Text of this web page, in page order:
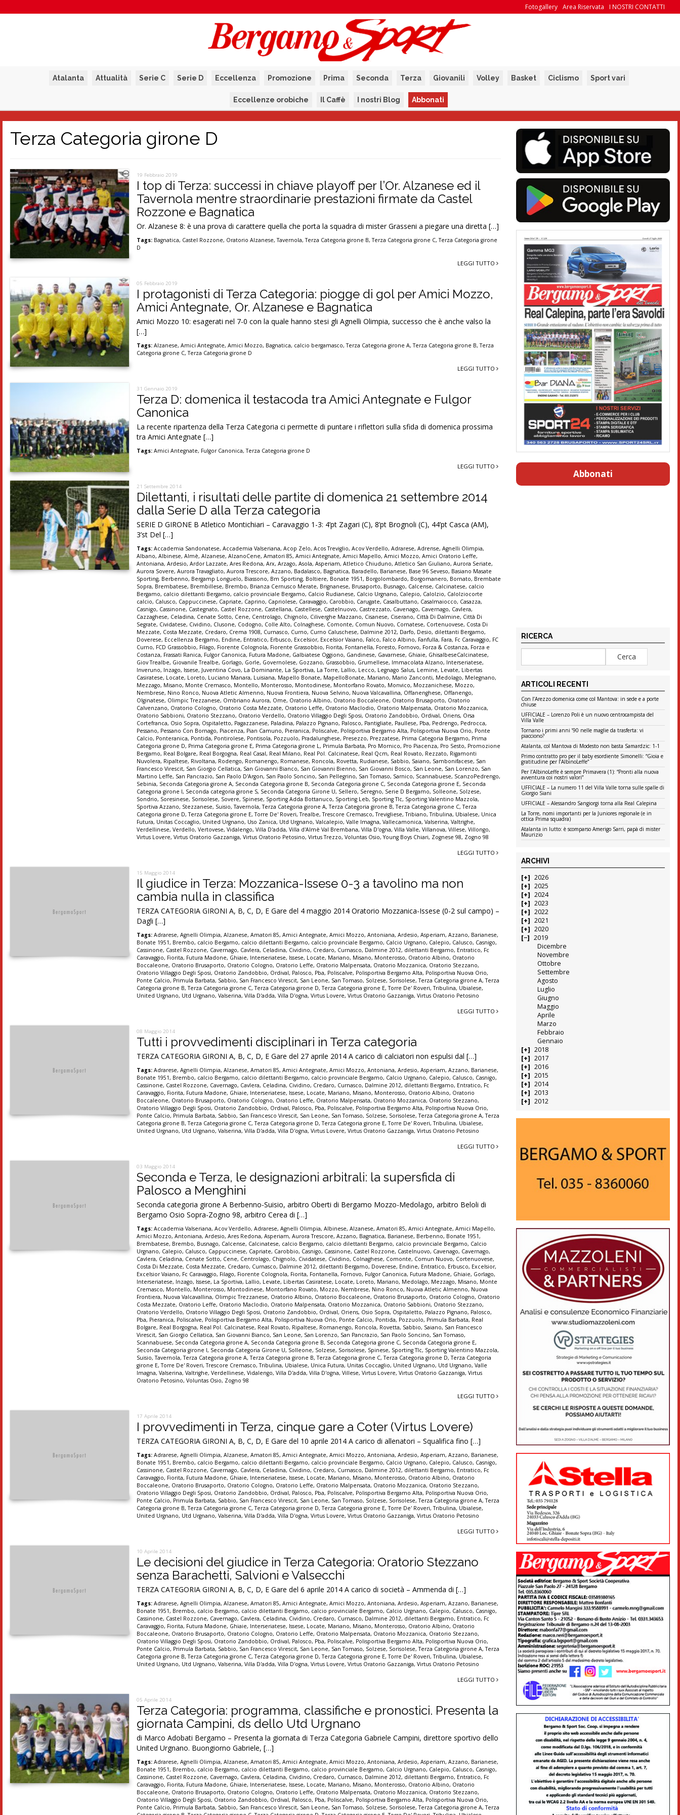
I NOSTRI CONTATTI
Area Riservata
Fotogallery
Atalanta Attualità Serie C Serie D Eccellenza Promozione Prima Seconda Terza Giovanili Volley Basket Ciclismo Sport vari
Eccellenze orobiche Il Caffè I nostri Blog Abbonati
Terza Categoria girone D
19 Febbraio 2019
I top di Terza: successi in chiave playoff per l’Or. Alzanese ed il
Tavernola mentre straordinarie prestazioni firmate da Castel
Rozzone e Bagnatica
Or. Alzanese 8: è una prova di carattere quella che porta la squadra di mister Grasseni a piegare una diretta […]
Tags: Bagnatica, Castel Rozzone, Oratorio Alzanese,Tavernola,Terza Categoria girone B,Terza Categoria girone C,Terza Categoria girone
D
LEGGI TUTTO
05 Febbraio 2019
I protagonisti di Terza Categoria: piogge di gol per Amici Mozzo,
Amici Antegnate, Or. Alzanese e Bagnatica
Amici Mozzo 10: esagerati nel 7-0 con la quale hanno stesi gli Agnelli Olimpia, successo che è anche valso la
[…]
Tags: Alzanese,Amici Antegnate,Amici Mozzo, Bagnatica, calcio bergamasco,Terza Categoria girone A,Terza Categoria girone B,Terza
Categoria girone C,Terza Categoria girone D
LEGGI TUTTO
31 Gennaio 2019
Terza D: domenica il testacoda tra Amici Antegnate e Fulgor
Canonica
La recente ripartenza della Terza Categoria ci permette di puntare i riflettori sulla sfida di domenica prossima
tra Amici Antegnate […]
Tags: Amici Antegnate, Fulgor Canonica,Terza Categoria girone D
LEGGI TUTTO
21 Settembre 2014
Dilettanti, i risultati delle partite di domenica 21 settembre 2014
dalla Serie D alla Terza categoria
SERIE D GIRONE B Atletico Montichiari – Caravaggio 1-3: 4’pt Zagari (C), 8’pt Brognoli (C), 44’pt Casca (AM),
3’st Del […]
Tags: Accademia Sandonatese,Accademia Valseriana,Acop Zelo,Acos Treviglio,Acov Verdello,Adrarese,Adrense,Agnelli Olimpia,
Albano,Albinese,Almè,Alzanese,AlzanoCene,Amatori 85,Amici Antegnate,Amici Mapello,Amici Mozzo,Amici Oratorio Leffe,
Antoniana,Ardesio,Ardor Lazzate,Ares Redona,Arx,Arzago,Asola,Asperiam,Atletico Chiuduno,Atletico San Giuliano,Aurora Seriate,
Aurora Sovere,Aurora Travagliato,Aurora Trescore,Azzano, Badalasco, Bagnatica, Baradello, Barianese, Base 96 Seveso, Basiano Masate
Sporting, Berbenno, Bergamp Longuelo, Biassono, Bm Sporting, Boltiere, Bonate 1951, Borgolombardo, Borgomanero, Bornato, Brembate
Sopra, Brembatese, Brembillese, Brembo, Brianza Cernusco Merate, Brignanese, Brusaporto, Busnago, Calcense, Calcinatese, calcio
Bergamo, calcio dilettanti Bergamo, calcio provinciale Bergamo, Calcio Rudianese, Calcio Urgnano, Calepio, Calolzio, Calolziocorte
calcio, Calusco, Cappuccinese, Capriate, Caprino, Capriolese, Caravaggio, Carobbio, Carugate, Casalbuttano, Casalmaiocco, Casazza,
Casnigo, Cassinone, Castegnato, Castel Rozzone, Castellana, Castellese, Castelnuovo, Castrezzato, Cavenago, Cavernago, Cavlera,
Cazzaghese, Celadina, Cenate Sotto, Cene, Centrolago, Chignolo, Ciliverghe Mazzano, Cisanese, Ciserano, Città Di Dalmine, Città Di
Segrate, Cividatese, Cividino, Clusone, Codogno, Colle Alto, Colnaghese, Comonte, Comun Nuovo, Cornatese, Cortenuovese, Costa Di
Mezzate, Costa Mezzate, Credaro, Crema 1908, Curnasco, Curno, Curno Caluschese, Dalmine 2012, Darfo, Desio, dilettanti Bergamo,
Doverese, Eccellenza Bergamo, Endine, Entratico, Erbusco, Excelsior, Excelsior Vaiano, Falco, Falco Albino, Fanfulla, Fara, Fc Caravaggio, FC
Curno, FCD Grassobbio, Filago, Fiorente Colognola, Fiorente Grassobbio, Fiorita, Fontanella, Foresto, Fornovo, Forza & Costanza, Forza e
Costanza, Frassati Ranica, Fulgor Canonica, Futura Madone, Galbiatese Oggiono, Gandinese, Gavarnese, Ghiaie, GhisalbeseCalcinatese,
Giov Trealbe, Giovanile Trealbe, Gorlago, Gorle, Governolese, Gozzano, Grassobbio, Grumellese, Immacolata Alzano, Interseriatese,
Inveruno, Inzago, Issese, Juventina Covo, La Dominante, La Sportiva, La Torre, Lallio, Lecco, Legnago Salus, Lemine, Levate, Libertas
Casiratese, Locate, Loreto, Luciano Manara, Luisiana, Mapello Bonate, MapelloBonate, Mariano, Mario Zanconti, Medolago, Melegnano,
Mezzago, Misano, Monte Cremasco, Montello, Monterosso, Montodinese, Montorfano Rovato, Monvico, Mozzanichese, Mozzo,
Nembrese, Nino Ronco, Nuova Atletic Almenno, Nuova Frontiera, Nuova Selvino, Nuova Valcavallina, Offanenghese, Offanengo,
Olginatese, Olimpic Trezzanese, Ombriano Aurora, Ome, Oratorio Albino, Oratorio Boccaleone, Oratorio Brusaporto, Oratorio
Calvenzano, Oratorio Cologno, Oratorio Costa Mezzate, Oratorio Leffe, Oratorio Maclodio, Oratorio Malpensata, Oratorio Mozzanica,
Oratorio Sabbioni, Oratorio Stezzano, Oratorio Verdello, Oratorio Villaggio Degli Sposi, Oratorio Zandobbio, Ordival, Oriens, Orsa
Cortefranca, Osio Sopra, Ospitaletto, Pagazzanese, Paladina, Palazzo Pignano, Palosco, Pantigliate, Paullese, Pba, Pedrengo, Pedrocca,
Pessano, Pessano Con Bornago, Piacenza, Pian Camuno, Pieranica, Poliscalve, Polisportiva Bergamo Alta, Polisportiva Nuova Orio, Ponte
Calcio, Ponteranica, Pontida, Pontirolese, Pontisola, Pozzuolo, Pradalunghese, Presezzo, Prezzatese, Prima Categoria Bergamo, Prima
Categoria girone D, Prima Categoria girone E, Prima Categoria girone L, Primula Barbata, Pro Mornico, Pro Piacenza, Pro Sesto, Promozione
Bergamo, Real Bolgare, Real Borgogna, Real Casal, Real Milano, Real Pol. Calcinatese, Real Qcm, Real Rovato, Rezzato, Rigamonti
Nuvolera, Ripaltese, Rivoltana, Rodengo, Romanengo, Romanese, Roncola, Rovetta, Rudianese, Sabbio, Saiano, Sambonifacese, San
Francesco Virescit, San Giorgio Cellatica, San Giovanni Bianco, San Giovanni Bienno, San Giovanni Bosco, San Leone, San Lorenzo, San
Martino Leffe, San Pancrazio, San Paolo D'Argon, San Paolo Soncino, San Pellegrino, San Tomaso, Sarnico, Scannabuese, ScanzoPedrengo,
Sebinia, Seconda Categoria girone A, Seconda Categoria girone B, Seconda Categoria girone C, Seconda Categoria girone E, Seconda
Categoria girone I, Seconda categoria girone S, Seconda Categoria Girone U, Sellero, Seregno, Serie D Bergamo, Solleone, Solzese,
Sondrio, Soresinese, Sorisolese, Sovere, Spinese, Sporting Adda Bottanuco, Sporting Leb, Sporting Tlc, Sporting Valentino Mazzola,
Sportiva Azzano, Stezzanese, Suisio,Tavernola,Terza Categoria girone A,Terza Categoria girone B,Terza Categoria girone C,Terza
Categoria girone D,Terza Categoria girone E,Torre De' Roveri,Trealbe,Trescore Cremasco,Trevigliese,Tribiano,Tribulina, Ubialese, Unica
Futura, Unitas Coccaglio, United Urgnano, Uso Zanica, Utd Urgnano,Valcalepio,Valle Imagna,Vallecamonica,Valserina,Valtrighe,
Verdellinese,Verdello,Vertovese,Vidalengo,Villa D'adda,Villa d'Almè Val Brembana,Villa D'ogna,Villa Valle,Villanova,Villese,Villongo,
Virtus Lovere,Virtus Oratorio Gazzaniga,Virtus Oratorio Petosino,Virtus Trezzo,Voluntas Osio,Young Boys Chiari, Zognese 98, Zogno 98
LEGGI TUTTO
15 Maggio 2014
Il giudice in Terza: Mozzanica-Issese 0-3 a tavolino ma non
cambia nulla in classifica
TERZA CATEGORIA GIRONI A, B, C, D, E Gare del 4 maggio 2014 Oratorio Mozzanica-Issese (0-2 sul campo) –
Dagli […]
Tags: Adrarese,Agnelli Olimpia,Alzanese,Amatori 85,Amici Antegnate,Amici Mozzo,Antoniana,Ardesio,Asperiam,Azzano, Barianese,
Bonate 1951, Brembo, calcio Bergamo, calcio dilettanti Bergamo, calcio provinciale Bergamo, Calcio Urgnano, Calepio, Calusco, Casnigo,
Cassinone, Castel Rozzone, Cavernago, Cavlera, Celadina, Cividino, Credaro, Curnasco, Dalmine 2012, dilettanti Bergamo, Entratico, Fc
Caravaggio, Fiorita, Futura Madone, Ghiaie, Interseriatese, Issese, Locate, Mariano, Misano, Monterosso, Oratorio Albino, Oratorio
Boccaleone, Oratorio Brusaporto, Oratorio Cologno, Oratorio Leffe, Oratorio Malpensata, Oratorio Mozzanica, Oratorio Stezzano,
Oratorio Villaggio Degli Sposi, Oratorio Zandobbio, Ordival, Palosco, Pba, Poliscalve, Polisportiva Bergamo Alta, Polisportiva Nuova Orio,
Ponte Calcio, Primula Barbata, Sabbio, San Francesco Virescit, San Leone, San Tomaso, Solzese, Sorisolese,Terza Categoria girone A,Terza
Categoria girone B,Terza Categoria girone C,Terza Categoria girone D,Terza Categoria girone E,Torre De' Roveri,Tribulina, Ubialese,
United Urgnano, Utd Urgnano,Valserina,Villa D'adda,Villa D'ogna,Virtus Lovere,Virtus Oratorio Gazzaniga,Virtus Oratorio Petosino
LEGGI TUTTO
08 Maggio 2014
Tutti i provvedimenti disciplinari in Terza categoria
TERZA CATEGORIA GIRONI A, B, C, D, E Gare del 27 aprile 2014 A carico di calciatori non espulsi dal […]
Tags: Adrarese,Agnelli Olimpia,Alzanese,Amatori 85,Amici Antegnate,Amici Mozzo,Antoniana,Ardesio,Asperiam,Azzano, Barianese,
Bonate 1951, Brembo, calcio Bergamo, calcio dilettanti Bergamo, calcio provinciale Bergamo, Calcio Urgnano, Calepio, Calusco, Casnigo,
Cassinone, Castel Rozzone, Cavernago, Cavlera, Celadina, Cividino, Credaro, Curnasco, Dalmine 2012, dilettanti Bergamo, Entratico, Fc
Caravaggio, Fiorita, Futura Madone, Ghiaie, Interseriatese, Issese, Locate, Mariano, Misano, Monterosso, Oratorio Albino, Oratorio
Boccaleone, Oratorio Brusaporto, Oratorio Cologno, Oratorio Leffe, Oratorio Malpensata, Oratorio Mozzanica, Oratorio Stezzano,
Oratorio Villaggio Degli Sposi, Oratorio Zandobbio, Ordival, Palosco, Pba, Poliscalve, Polisportiva Bergamo Alta, Polisportiva Nuova Orio,
Ponte Calcio, Primula Barbata, Sabbio, San Francesco Virescit, San Leone, San Tomaso, Solzese, Sorisolese,Terza Categoria girone A,Terza
Categoria girone B,Terza Categoria girone C,Terza Categoria girone D,Terza Categoria girone E,Torre De' Roveri,Tribulina, Ubialese,
United Urgnano, Utd Urgnano,Valserina,Villa D'adda,Villa D'ogna,Virtus Lovere,Virtus Oratorio Gazzaniga,Virtus Oratorio Petosino
LEGGI TUTTO
03 Maggio 2014
Seconda e Terza, le designazioni arbitrali: la supersfida di
Palosco a Menghini
Seconda categoria girone A Berbenno-Suisio, arbitro Oberti di Bergamo Mozzo-Medolago, arbitro Beloli di
Bergamo Osio Sopra-Zogno 98, arbitro Cerea di […]
Tags: Accademia Valseriana,Acov Verdello,Adrarese,Agnelli Olimpia,Albinese,Alzanese,Amatori 85,Amici Antegnate,Amici Mapello,
Amici Mozzo,Antoniana,Ardesio,Ares Redona,Asperiam,Aurora Trescore,Azzano, Bagnatica, Barianese, Berbenno, Bonate 1951,
Brembatese, Brembo, Busnago, Calcense, Calcinatese, calcio Bergamo, calcio dilettanti Bergamo, calcio provinciale Bergamo, Calcio
Urgnano, Calepio, Calusco, Cappuccinese, Capriate, Carobbio, Casnigo, Cassinone, Castel Rozzone, Castelnuovo, Cavenago, Cavernago,
Cavlera, Celadina, Cenate Sotto, Cene, Centrolago, Chignolo, Cividatese, Cividino, Colnaghese, Comonte, Comun Nuovo, Cortenuovese,
Costa Di Mezzate, Costa Mezzate, Credaro, Curnasco, Dalmine 2012, dilettanti Bergamo, Doverese, Endine, Entratico, Erbusco, Excelsior,
Excelsior Vaiano, Fc Caravaggio, Filago, Fiorente Colognola, Fiorita, Fontanella, Fornovo, Fulgor Canonica, Futura Madone, Ghiaie, Gorlago,
Interseriatese, Inzago, Issese, La Sportiva, Lallio, Levate, Libertas Casiratese, Locate, Loreto, Mariano, Medolago, Mezzago, Misano, Monte
Cremasco, Montello, Monterosso, Montodinese, Montorfano Rovato, Mozzo, Nembrese, Nino Ronco, Nuova Atletic Almenno, Nuova
Frontiera, Nuova Valcavallina, Olimpic Trezzanese, Oratorio Albino, Oratorio Boccaleone, Oratorio Brusaporto, Oratorio Cologno, Oratorio
Costa Mezzate, Oratorio Leffe, Oratorio Maclodio, Oratorio Malpensata, Oratorio Mozzanica, Oratorio Sabbioni, Oratorio Stezzano,
Oratorio Verdello, Oratorio Villaggio Degli Sposi, Oratorio Zandobbio, Ordival, Oriens, Osio Sopra, Ospitaletto, Palazzo Pignano, Palosco,
Pba, Pieranica, Poliscalve, Polisportiva Bergamo Alta, Polisportiva Nuova Orio, Ponte Calcio, Pontida, Pozzuolo, Primula Barbata, Real
Bolgare, Real Borgogna, Real Pol. Calcinatese, Real Rovato, Ripaltese, Romanengo, Roncola, Rovetta, Sabbio, Saiano, San Francesco
Virescit, San Giorgio Cellatica, San Giovanni Bianco, San Leone, San Lorenzo, San Pancrazio, San Paolo Soncino, San Tomaso,
Scannabuese, Seconda Categoria girone A, Seconda Categoria girone B, Seconda Categoria girone C, Seconda Categoria girone E,
Seconda Categoria girone I, Seconda Categoria Girone U, Solleone, Solzese, Sorisolese, Spinese, Sporting Tlc, Sporting Valentino Mazzola,
Suisio,Tavernola,Terza Categoria girone A,Terza Categoria girone B,Terza Categoria girone C,Terza Categoria girone D,Terza Categoria
girone E,Torre De' Roveri,Trescore Cremasco,Tribulina, Ubialese, Unica Futura, Unitas Coccaglio, United Urgnano, Utd Urgnano,Valle
Imagna,Valserina,Valtrighe,Verdellinese,Vidalengo,Villa D'adda,Villa D'ogna,Villese,Virtus Lovere,Virtus Oratorio Gazzaniga,Virtus
Oratorio Petosino,Voluntas Osio, Zogno 98
LEGGI TUTTO
17 Aprile 2014
I provvedimenti in Terza, cinque gare a Coter (Virtus Lovere)
TERZA CATEGORIA GIRONI A, B, C, D, E Gare del 10 aprile 2014 A carico di allenatori – Squalifica fino […]
Tags: Adrarese,Agnelli Olimpia,Alzanese,Amatori 85,Amici Antegnate,Amici Mozzo,Antoniana,Ardesio,Asperiam,Azzano, Barianese,
Bonate 1951, Brembo, calcio Bergamo, calcio dilettanti Bergamo, calcio provinciale Bergamo, Calcio Urgnano, Calepio, Calusco, Casnigo,
Cassinone, Castel Rozzone, Cavernago, Cavlera, Celadina, Cividino, Credaro, Curnasco, Dalmine 2012, dilettanti Bergamo, Entratico, Fc
Caravaggio, Fiorita, Futura Madone, Ghiaie, Interseriatese, Issese, Locate, Mariano, Misano, Monterosso, Oratorio Albino, Oratorio
Boccaleone, Oratorio Brusaporto, Oratorio Cologno, Oratorio Leffe, Oratorio Malpensata, Oratorio Mozzanica, Oratorio Stezzano,
Oratorio Villaggio Degli Sposi, Oratorio Zandobbio, Ordival, Palosco, Pba, Poliscalve, Polisportiva Bergamo Alta, Polisportiva Nuova Orio,
Ponte Calcio, Primula Barbata, Sabbio, San Francesco Virescit, San Leone, San Tomaso, Solzese, Sorisolese,Terza Categoria girone A,Terza
Categoria girone B,Terza Categoria girone C,Terza Categoria girone D,Terza Categoria girone E,Torre De' Roveri,Tribulina, Ubialese,
United Urgnano, Utd Urgnano,Valserina,Villa D'adda,Villa D'ogna,Virtus Lovere,Virtus Oratorio Gazzaniga,Virtus Oratorio Petosino
LEGGI TUTTO
10 Aprile 2014
Le decisioni del giudice in Terza Categoria: Oratorio Stezzano
senza Barachetti, Salvioni e Valsecchi
TERZA CATEGORIA GIRONI A, B, C, D, E Gare del 6 aprile 2014 A carico di società – Ammenda di […]
Tags: Adrarese,Agnelli Olimpia,Alzanese,Amatori 85,Amici Antegnate,Amici Mozzo,Antoniana,Ardesio,Asperiam,Azzano, Barianese,
Bonate 1951, Brembo, calcio Bergamo, calcio dilettanti Bergamo, calcio provinciale Bergamo, Calcio Urgnano, Calepio, Calusco, Casnigo,
Cassinone, Castel Rozzone, Cavernago, Cavlera, Celadina, Cividino, Credaro, Curnasco, Dalmine 2012, dilettanti Bergamo, Entratico, Fc
Caravaggio, Fiorita, Futura Madone, Ghiaie, Interseriatese, Issese, Locate, Mariano, Misano, Monterosso, Oratorio Albino, Oratorio
Boccaleone, Oratorio Brusaporto, Oratorio Cologno, Oratorio Leffe, Oratorio Malpensata, Oratorio Mozzanica, Oratorio Stezzano,
Oratorio Villaggio Degli Sposi, Oratorio Zandobbio, Ordival, Palosco, Pba, Poliscalve, Polisportiva Bergamo Alta, Polisportiva Nuova Orio,
Ponte Calcio, Primula Barbata, Sabbio, San Francesco Virescit, San Leone, San Tomaso, Solzese, Sorisolese,Terza Categoria girone A,Terza
Categoria girone B,Terza Categoria girone C,Terza Categoria girone D,Terza Categoria girone E,Torre De' Roveri,Tribulina, Ubialese,
United Urgnano, Utd Urgnano,Valserina,Villa D'adda,Villa D'ogna,Virtus Lovere,Virtus Oratorio Gazzaniga,Virtus Oratorio Petosino
LEGGI TUTTO
05 Aprile 2014
Terza Categoria: programma, classifiche e pronostici. Presenta la
giornata Campini, ds dello Utd Urgnano
di Marco Adobati Bergamo – Presenta la giornata di Terza Categoria Gabriele Campini, direttore sportivo dello
United Urgnano. Buongiorno Gabriele, […]
Tags: Adrarese,Agnelli Olimpia,Alzanese,Amatori 85,Amici Antegnate,Amici Mozzo,Antoniana,Ardesio,Asperiam,Azzano, Barianese,
Bonate 1951, Brembo, calcio Bergamo, calcio dilettanti Bergamo, calcio provinciale Bergamo, Calcio Urgnano, Calepio, Calusco, Casnigo,
Cassinone, Castel Rozzone, Cavernago, Cavlera, Celadina, Cividino, Credaro, Curnasco, Dalmine 2012, dilettanti Bergamo, Entratico, Fc
Caravaggio, Fiorita, Futura Madone, Ghiaie, Interseriatese, Issese, Locate, Mariano, Misano, Monterosso, Oratorio Albino, Oratorio
Boccaleone, Oratorio Brusaporto, Oratorio Cologno, Oratorio Leffe, Oratorio Malpensata, Oratorio Mozzanica, Oratorio Stezzano,
Oratorio Villaggio Degli Sposi, Oratorio Zandobbio, Ordival, Palosco, Pba, Poliscalve, Polisportiva Bergamo Alta, Polisportiva Nuova Orio,
Ponte Calcio, Primula Barbata, Sabbio, San Francesco Virescit, San Leone, San Tomaso, Solzese, Sorisolese,Terza Categoria girone A,Terza
Abbonati
RICERCA
ARTICOLI RECENTI
Con l’Arezzo domenica come col Mantova: in sede e a porte
chiuse
UFFICIALE – Lorenzo Poli è un nuovo centrocampista del
Villa Valle
Tornano i primi anni ’90 nelle maglie da trasferta: vi
piacciono?
Atalanta, col Mantova di Modesto non basta Samardzic: 1-1
Primo contratto pro per il baby esordiente Simonelli: “Gioia e
gratitudine per l’AlbinoLeffe”
Per l’AlbinoLeffe è sempre Primavera (1): “Pronti alla nuova
avventura coi nostri valori”
UFFICIALE – La numero 11 del Villa Valle torna sulle spalle di
Giorgio Siani
UFFICIALE – Alessandro Sangiorgi torna alla Real Calepina
La Torre, nomi importanti per la Juniores regionale (e in
ottica Prima squadra)
Atalanta in lutto: è scomparso Amerigo Sarri, papà di mister
Maurizio
ARCHIVI
2026
2025
2024
2023
2022
2021
2020
2019
Dicembre
Novembre
Ottobre
Settembre
Agosto
Luglio
Giugno
Maggio
Aprile
Marzo
Febbraio
Gennaio
2018
2017
2016
2015
2014
2013
2012